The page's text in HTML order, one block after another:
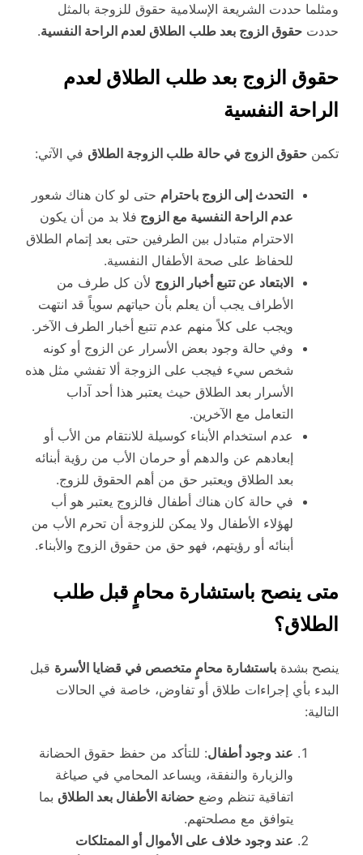
ومثلما حددت الشريعة الإسلامية حقوق للزوجة بالمثل
حددت حقوق الزوج بعد طلب الطلاق لعدم الراحة النفسية.
حقوق الزوج بعد طلب الطلاق لعدم
الراحة النفسية
تكمن حقوق الزوج في حالة طلب الزوجة الطلاق في الآتي:
التحدث إلى الزوج باحترام حتى لو كان هناك شعور
عدم الراحة النفسية مع الزوج فلا بد من أن يكون
الاحترام متبادل بين الطرفين حتى بعد إتمام الطلاق
للحفاظ على صحة الأطفال النفسية.
الابتعاد عن تتبع أخبار الزوج لأن كل طرف من
الأطراف يجب أن يعلم بأن حياتهم سوياً قد انتهت
ويجب على كلاً منهم عدم تتبع أخبار الطرف الآخر.
وفي حالة وجود بعض الأسرار عن الزوج أو كونه
شخص سيء فيجب على الزوجة ألا تفشي مثل هذه
الأسرار بعد الطلاق حيث يعتبر هذا أحد آداب
التعامل مع الآخرين.
عدم استخدام الأبناء كوسيلة للانتقام من الأب أو
إبعادهم عن والدهم أو حرمان الأب من رؤية أبنائه
بعد الطلاق ويعتبر حق من أهم الحقوق للزوج.
في حالة كان هناك أطفال فالزوج يعتبر هو أب
لهؤلاء الأطفال ولا يمكن للزوجة أن تحرم الأب من
أبنائه أو رؤيتهم، فهو حق من حقوق الزوج والأبناء.
متى ينصح باستشارة محامٍ قبل طلب
الطلاق؟
ينصح بشدة باستشارة محامٍ متخصص في قضايا الأسرة قبل
البدء بأي إجراءات طلاق أو تفاوض، خاصة في الحالات
التالية:
عند وجود أطفال: للتأكد من حفظ حقوق الحضانة
والزيارة والنفقة، ويساعد المحامي في صياغة
اتفاقية تنظم وضع حضانة الأطفال بعد الطلاق بما
يتوافق مع مصلحتهم.
عند وجود خلاف على الأموال أو الممتلكات